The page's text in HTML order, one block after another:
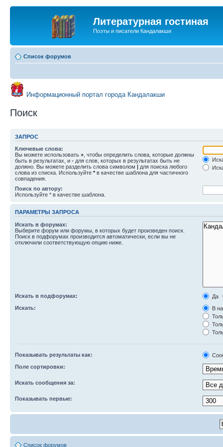
Литературная гостиная
Поэты и писатели Кандалакши
Список форумов
Информационный портал города Кандалакши
Поиск
ЗАПРОС
Ключевые слова:
Вы можете использовать + , чтобы определить слова, которые должны
быть в результатах, и - для слов, которых в результатах быть не
должно. Вы можете разделить слова символом | для поиска любого
слова из списка. Используйте * в качестве шаблона для частичного
совпадения.
Поиск по автору:
Используйте * в качестве шаблона.
ПАРАМЕТРЫ ЗАПРОСА
Искать в форумах:
Выберите форум или форумы, в которых будет произведен поиск.
Поиск в подфорумах производится автоматически, если вы не
отключили соответствующую опцию ниже.
Искать в подфорумах:
Да
Искать:
В
Показывать результаты как:
Поле сортировки:
Искать сообщения за:
Показывать первые:
Список форумов